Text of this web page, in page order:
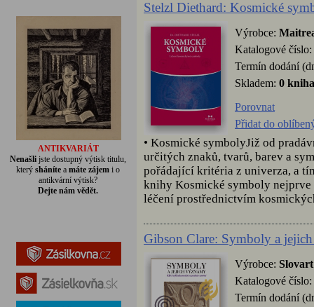
ANTIKVARIÁT
Nenašli jste dostupný výtisk titulu,
kterýsháníte amáte zájem i o
antikvární výtisk?
Dejte nám vědět.
Stelzl Diethard: Kosmické
Výrobce:
Katalogové číslo:
Termín dodání
Skladem: 0 kniha
Porovnat
Přidat do
• Kosmické symbolyJiž od
určitých znaků, tvarů, barev a
pořádající kritéria z univerza, a
knihy Kosmické symboly
léčení prostřednictvím
Gibson Clare: Symboly a
Výrobce: Slovart
Katalogové číslo:
Termín dodání